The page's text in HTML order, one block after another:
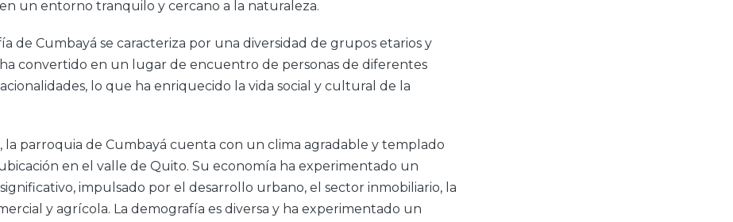
un entorno tranquilo y cercano a la naturaleza.
de Cumbayá se caracteriza por una diversidad de grupos etarios y
convertido en un lugar de encuentro de personas de diferentes
lo que ha enriquecido la vida social y cultural de la
la parroquia de Cumbayá cuenta con un clima agradable y templado
en el valle de Quito. Su economía ha experimentado un
impulsado por el desarrollo urbano, el sector inmobiliario, la
y agrícola. La demografía es diversa y ha experimentado un